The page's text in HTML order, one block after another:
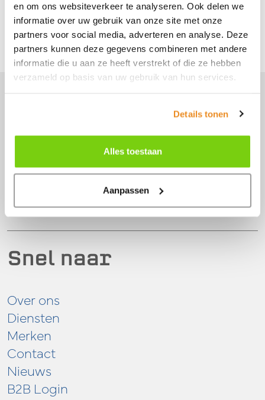
en om ons websiteverkeer te analyseren. Ook delen we
informatie over uw gebruik van onze site met onze
partners voor social media, adverteren en analyse. Deze
partners kunnen deze gegevens combineren met andere
informatie die u aan ze heeft verstrekt of die ze hebben
verzameld op basis van uw gebruik van hun services.
Details tonen
Alles toestaan
Aanpassen
Terug naar overzicht
Snel naar
Over ons
Diensten
Merken
Contact
Nieuws
B2B Login
Je vindt ons hier
1681 PG
info@model-engineering.nl